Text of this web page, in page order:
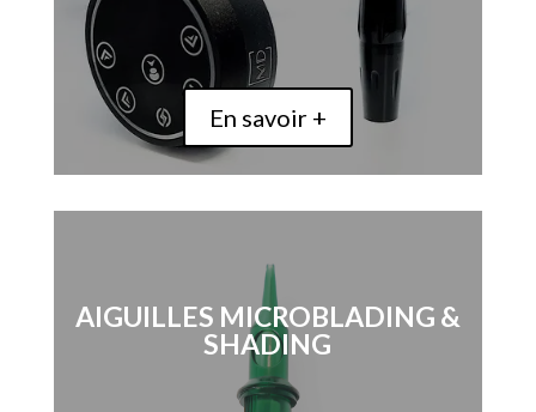
En savoir +
AIGUILLES MICROBLADING &
SHADING